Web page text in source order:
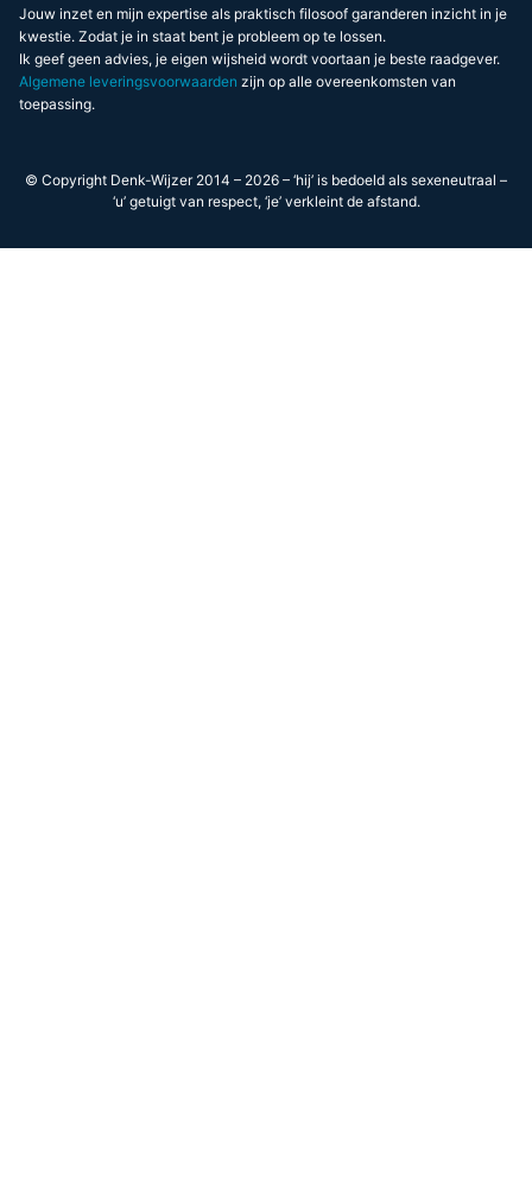
Jouw inzet en mijn expertise als praktisch filosoof garanderen inzicht in je
kwestie. Zodat je in staat bent je probleem op te lossen.
Ik geef geen advies, je eigen wijsheid wordt voortaan je beste raadgever.
Algemene leveringsvoorwaarden zijn op alle overeenkomsten van
toepassing.
© Copyright Denk-Wijzer 2014 – 2026 – ‘hij’ is bedoeld als sexeneutraal –
‘u’ getuigt van respect, ‘je’ verkleint de afstand.